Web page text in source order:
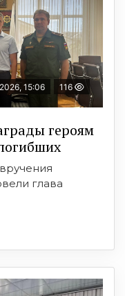
15:06 116
героям
глава